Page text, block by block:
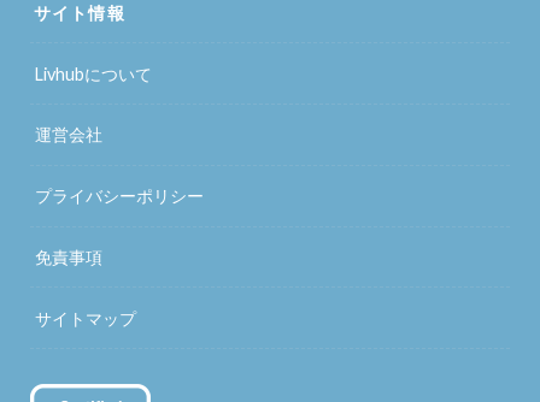
サイト情報
Livhubについて
運営会社
プライバシーポリシー
免責事項
サイトマップ